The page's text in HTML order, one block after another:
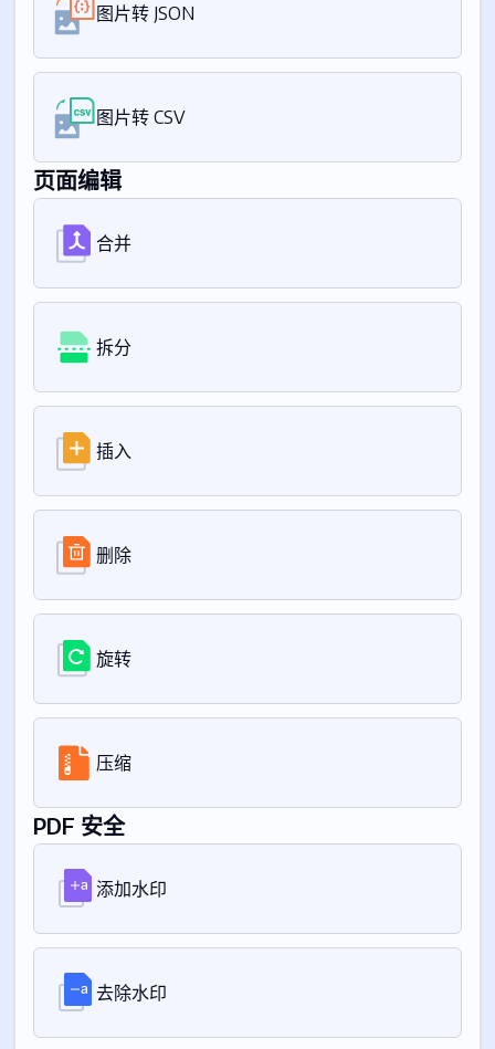
图片转 JSON
图片转 CSV
页面编辑
合并
拆分
插入
删除
旋转
压缩
PDF 安全
添加水印
去除水印